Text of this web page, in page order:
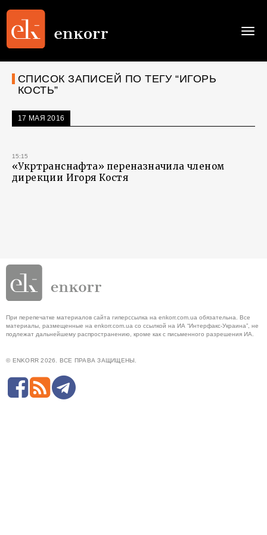
СПИСОК ЗАПИСЕЙ ПО ТЕГУ “ИГОРЬ
КОСТЬ”
17 МАЯ 2016
15:15
«Укртранснафта» переназначила членом
дирекции Игоря Костя
При перепечатке материалов сайта гиперссылка на enkorr.com.ua обязательна. Все
материалы, размещенные на enkorr.com.ua со ссылкой на ИА “Интерфакс-Украина”, не
подлежат дальнейшему распространению, кроме как с письменного разрешения ИА.
© ENKORR 2026. ВСЕ ПРАВА ЗАЩИЩЕНЫ.